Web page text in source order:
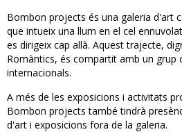
Bombon projects és una galeria d'art
que intueix una llum en el cel
es dirigeix cap allà. Aquest trajecte,
Romàntics, és compartit amb un grup
internacionals.
A més de les exposicions i activitats
Bombon projects també tindrà
d'art i exposicions fora de la galeria.